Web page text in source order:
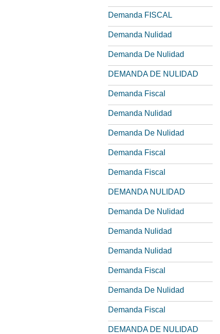
Demanda FISCAL
Demanda Nulidad
Demanda De Nulidad
DEMANDA DE NULIDAD
Demanda Fiscal
Demanda Nulidad
Demanda De Nulidad
Demanda Fiscal
Demanda Fiscal
DEMANDA NULIDAD
Demanda De Nulidad
Demanda Nulidad
Demanda Nulidad
Demanda Fiscal
Demanda De Nulidad
Demanda Fiscal
DEMANDA DE NULIDAD